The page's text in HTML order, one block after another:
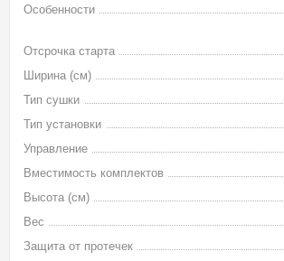
Особенности
Отсрочка старта
Ширина (см)
Тип сушки
Тип установки
Управление
Вместимость комплектов
Высота (см)
Вес
Защита от протечек